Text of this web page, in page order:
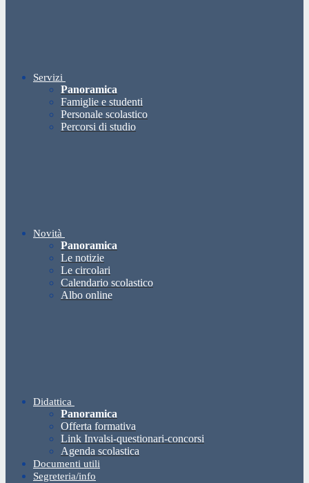
Servizi
Panoramica
Famiglie e studenti
Personale scolastico
Percorsi di studio
Novità
Panoramica
Le notizie
Le circolari
Calendario scolastico
Albo online
Didattica
Panoramica
Offerta formativa
Link Invalsi-questionari-concorsi
Agenda scolastica
Documenti utili
Segreteria/info